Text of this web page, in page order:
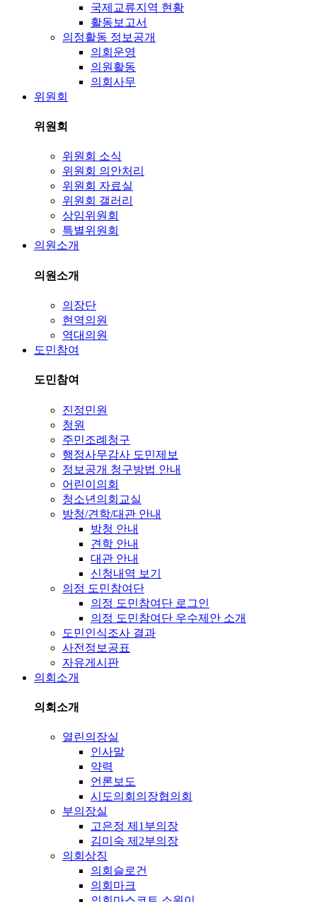
국제교류지역 현황
활동보고서
의정활동 정보공개
의회운영
의원활동
의회사무
위원회
위원회
위원회 소식
위원회 의안처리
위원회 자료실
위원회 갤러리
상임위원회
특별위원회
의원소개
의원소개
의장단
현역의원
역대의원
도민참여
도민참여
진정민원
청원
주민조례청구
행정사무감사 도민제보
정보공개 청구방법 안내
어린이의회
청소년의회교실
방청/견학/대관 안내
방청 안내
견학 안내
대관 안내
신청내역 보기
의정 도민참여단
의정 도민참여단 로그인
의정 도민참여단 우수제안 소개
도민인식조사 결과
사전정보공표
자유게시판
의회소개
의회소개
열린의장실
인사말
약력
언론보도
시도의회의장협의회
부의장실
고은정 제1부의장
김미숙 제2부의장
의회상징
의회슬로건
의회마크